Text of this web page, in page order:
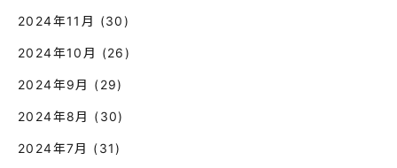
2024年11月 (30)
2024年10月 (26)
2024年9月 (29)
2024年8月 (30)
2024年7月 (31)